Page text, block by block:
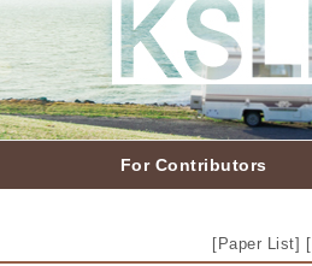
For Contributors
[ Paper List] [